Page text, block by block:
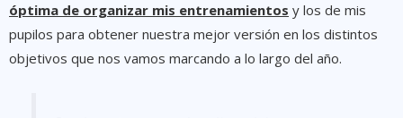
óptima de organizar mis entrenamientos y los de mis
pupilos para obtener nuestra mejor versión en los distintos
objetivos que nos vamos marcando a lo largo del año.